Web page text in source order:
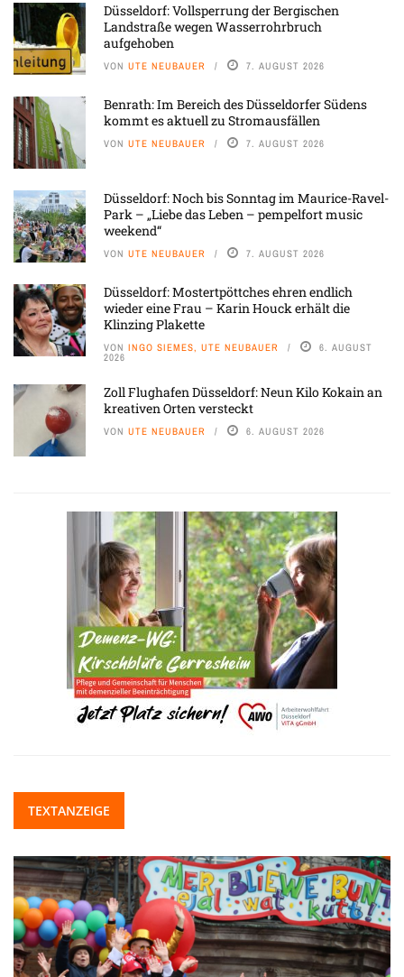
Düsseldorf: Vollsperrung der Bergischen
Landstraße wegen Wasserrohrbruch
aufgehoben
VON UTE NEUBAUER 7. AUGUST 2026
Benrath: Im Bereich des Düsseldorfer Südens
kommt es aktuell zu Stromausfällen
VON UTE NEUBAUER 7. AUGUST 2026
Düsseldorf: Noch bis Sonntag im Maurice-Ravel-
Park – „Liebe das Leben – pempelfort music
weekend“
VON UTE NEUBAUER 7. AUGUST 2026
Düsseldorf: Mostertpöttches ehren endlich
wieder eine Frau – Karin Houck erhält die
Klinzing Plakette
VON INGO SIEMES, UTE NEUBAUER 6. AUGUST
2026
Zoll Flughafen Düsseldorf: Neun Kilo Kokain an
kreativen Orten versteckt
VON UTE NEUBAUER 6. AUGUST 2026
TEXTANZEIGE